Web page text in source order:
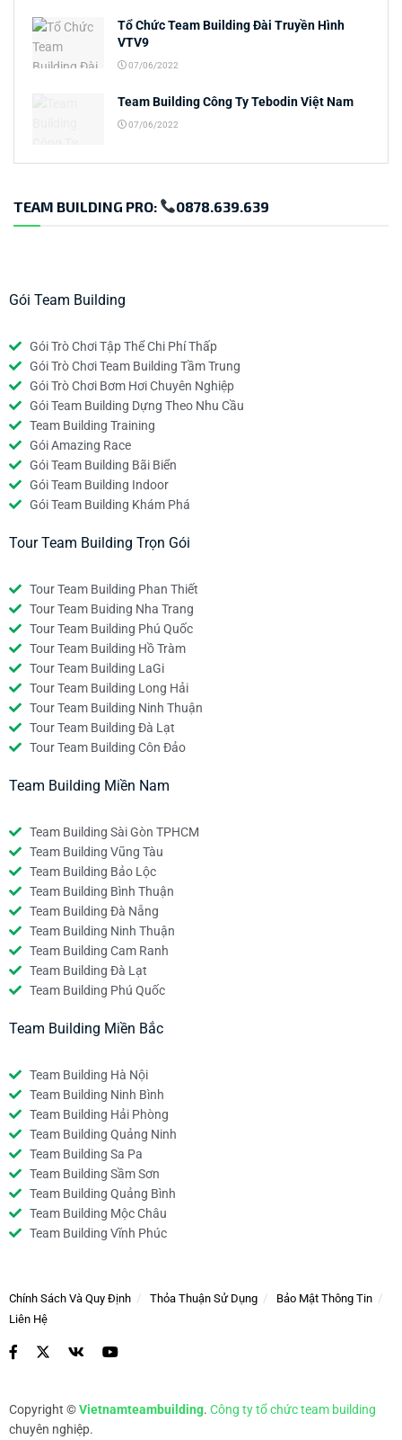
Tổ Chức Team Building Đài Truyền Hình
VTV9
07/06/2022
Team Building Công Ty Tebodin Việt Nam
07/06/2022
TEAM BUILDING PRO: 0878.639.639
Gói Team Building
Gói Trò Chơi Tập Thể Chi Phí Thấp
Gói Trò Chơi Team Building Tầm Trung
Gói Trò Chơi Bơm Hơi Chuyên Nghiệp
Gói Team Building Dựng Theo Nhu Cầu
Team Building Training
Gói Amazing Race
Gói Team Building Bãi Biển
Gói Team Building Indoor
Gói Team Building Khám Phá
Tour Team Building Trọn Gói
Tour Team Building Phan Thiết
Tour Team Buiding Nha Trang
Tour Team Building Phú Quốc
Tour Team Building Hồ Tràm
Tour Team Building LaGi
Tour Team Building Long Hải
Tour Team Building Ninh Thuận
Tour Team Building Đà Lạt
Tour Team Building Côn Đảo
Team Building Miền Nam
Team Building Sài Gòn TPHCM
Team Building Vũng Tàu
Team Building Bảo Lộc
Team Building Bình Thuận
Team Building Đà Nẵng
Team Building Ninh Thuận
Team Building Cam Ranh
Team Building Đà Lạt
Team Building Phú Quốc
Team Building Miền Bắc
Team Building Hà Nội
Team Building Ninh Bình
Team Building Hải Phòng
Team Building Quảng Ninh
Team Building Sa Pa
Team Building Sầm Sơn
Team Building Quảng Bình
Team Building Mộc Châu
Team Building Vĩnh Phúc
Chính Sách Và Quy Định Thỏa Thuận Sử Dụng
Bảo Mật Thông Tin
Liên Hệ
Copyright ©Vietnamteambuilding. Công ty tổ chức team building
chuyên nghiệp.